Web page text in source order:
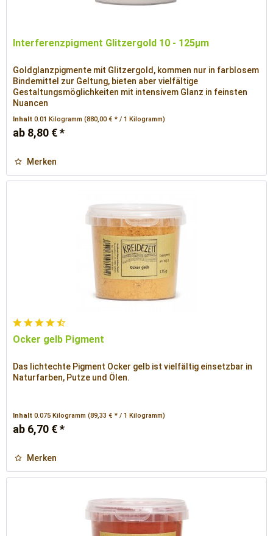
Interferenzpigment Glitzergold 10 - 125µm
Goldglanzpigmente mit Glitzergold, kommen nur in farblosem
Bindemittel zur Geltung, bieten aber vielfältige
Gestaltungsmöglichkeiten mit intensivem Glanz in feinsten
Nuancen
Inhalt0.01 Kilogramm(880,00 € * / 1 Kilogramm)
ab 8,80 € *
Merken
Ocker gelb Pigment
Das lichtechte Pigment Ocker gelb ist vielfältig einsetzbar in
Naturfarben, Putze und Ölen.
Inhalt0.075 Kilogramm(89,33 € * / 1 Kilogramm)
ab 6,70 € *
Merken